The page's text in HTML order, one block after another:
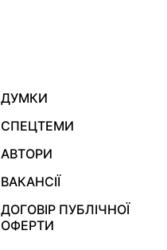
ДУМКИ
СПЕЦТЕМИ
АВТОРИ
ВАКАНСІЇ
ДОГОВІР ПУБЛІЧНОЇ
ОФЕРТИ